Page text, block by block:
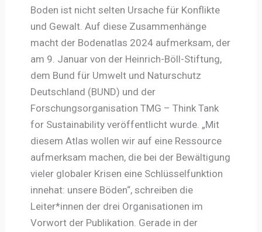
Boden ist nicht selten Ursache für Konflikte
und Gewalt. Auf diese Zusammenhänge
macht der Bodenatlas 2024 aufmerksam, der
am 9. Januar von der Heinrich-Böll-Stiftung,
dem Bund für Umwelt und Naturschutz
Deutschland (BUND) und der
Forschungsorganisation TMG – Think Tank
for Sustainability veröffentlicht wurde. „Mit
diesem Atlas wollen wir auf eine Ressource
aufmerksam machen, die bei der Bewältigung
vieler globaler Krisen eine Schlüsselfunktion
innehat: unsere Böden“, schreiben die
Leiter*innen der drei Organisationen im
Vorwort der Publikation. Gerade in der